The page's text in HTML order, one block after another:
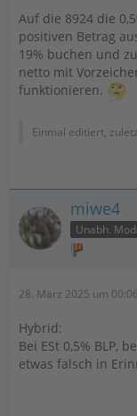
Auf die 8924 die
positiven Betrag
19% buchen und
netto mit
funktionieren.
Einmal editiert,
miwe4
28. März 2025 um 00:06
Hybrid:
Bei ESt 0,5% BLP,
etwas falsch in